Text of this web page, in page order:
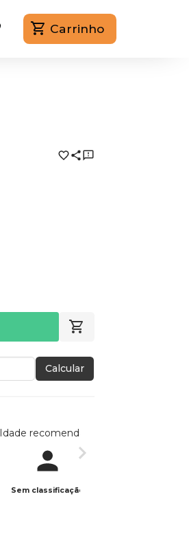
Carrinho
Calcular
Idade recomendada
Sem classificação